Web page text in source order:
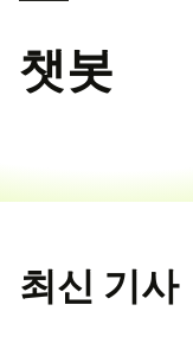
챗봇
최신 기사